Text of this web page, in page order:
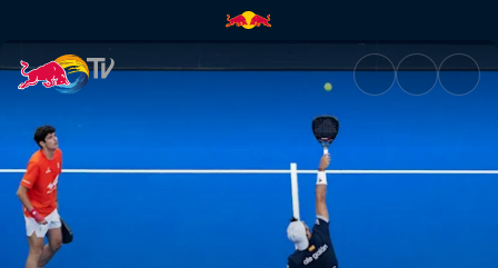
Highlights – BNL Italy Major